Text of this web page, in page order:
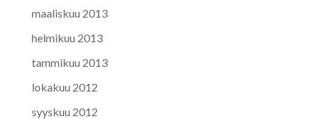
maaliskuu 2013
helmikuu 2013
tammikuu 2013
lokakuu 2012
syyskuu 2012